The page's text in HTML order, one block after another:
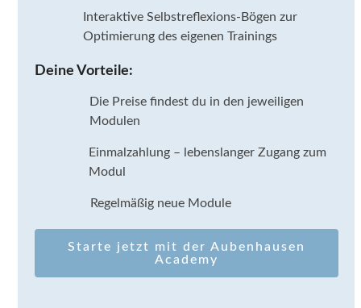
Interaktive Selbstreflexions-Bögen zur
Optimierung des eigenen Trainings
Deine Vorteile:
Die Preise findest du in den jeweiligen
Modulen
Einmalzahlung – lebenslanger Zugang zum
Modul
Regelmäßig neue Module
Starte jetzt mit der Aubenhausen
Academy